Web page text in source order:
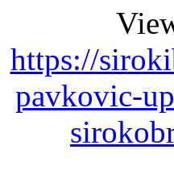
https://
pavkovic-